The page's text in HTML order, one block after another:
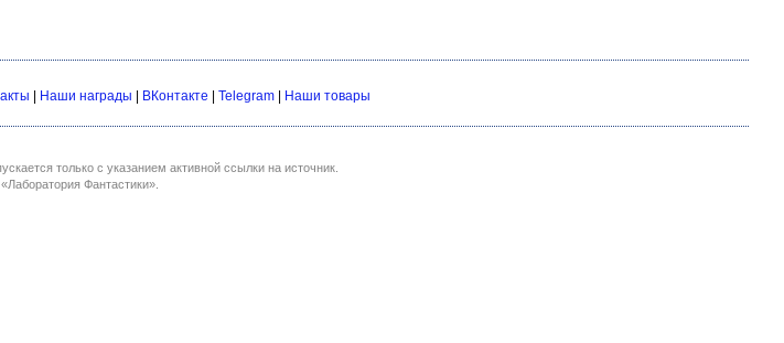
Наши награды ВКонтакте Telegram Наши товары
только с указанием активной ссылки на источник.
«Лаборатория Фантастики».